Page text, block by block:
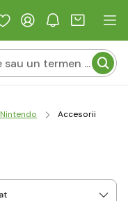
Nintendo Accesorii